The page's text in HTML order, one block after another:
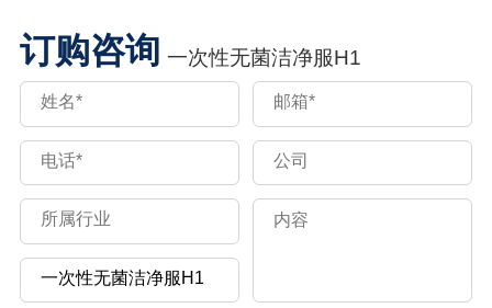
订购咨询 一次性无菌洁净服H1